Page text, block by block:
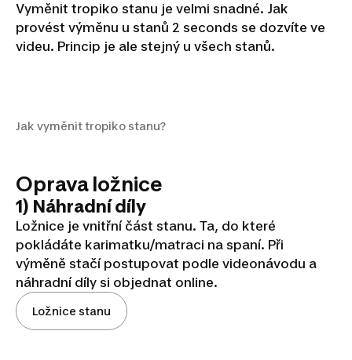
Vyměnit tropiko stanu je velmi snadné. Jak
provést výměnu u stanů 2 seconds se dozvíte ve
videu. Princip je ale stejný u všech stanů.
Jak vyměnit tropiko stanu?
Oprava ložnice
1) Náhradní díly
Ložnice je vnitřní část stanu. Ta, do které
pokládáte karimatku/matraci na spaní. Při
výměně stačí postupovat podle videonávodu a
náhradní díly si objednat online.
Ložnice stanu